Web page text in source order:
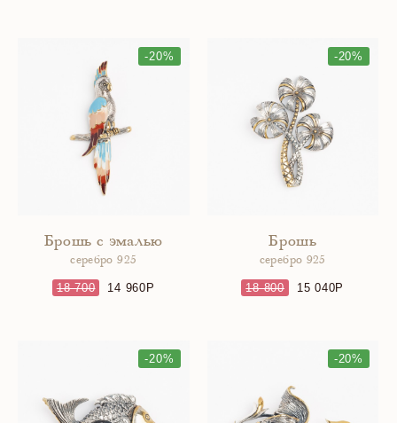
-20%
Брошь с эмалью
серебро 925
18 700 14 960
-20%
Брошь
серебро 925
18 800 15 040
-20% -20%